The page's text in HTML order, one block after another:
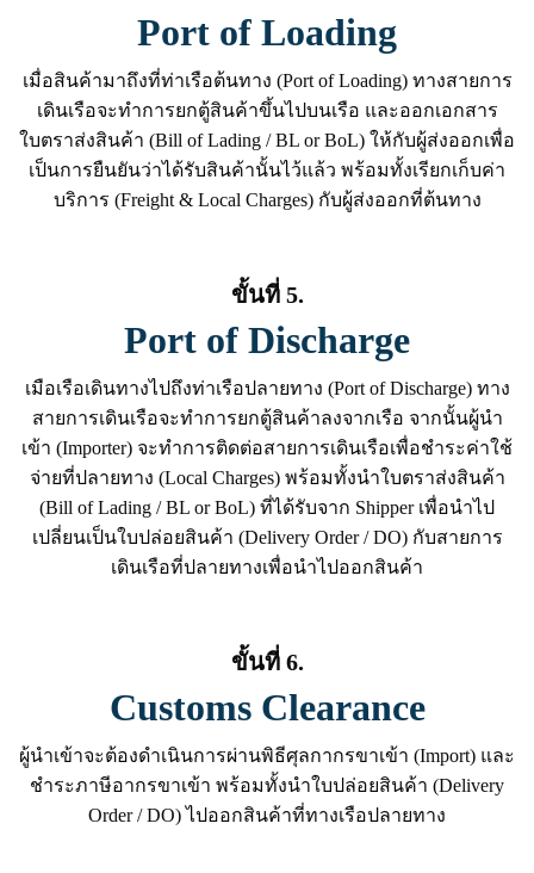
Port of Loading
เมื่อสินค้ามาถึงที่ท่าเรือต้นทาง (Port of Loading) ทางสายการ
เดินเรือจะทำการยกตู้สินค้าขึ้นไปบนเรือ และออกเอกสาร
ใบตราส่งสินค้า (Bill of Lading / BL or BoL) ให้กับผู้ส่งออกเพื่อ
เป็นการยืนยันว่าได้รับสินค้านั้นไว้แล้ว พร้อมทั้งเรียกเก็บค่า
บริการ (Freight & Local Charges) กับผู้ส่งออกที่ต้นทาง
ขั้นที่ 5.
Port of Discharge
เมือเรือเดินทางไปถึงท่าเรือปลายทาง (Port of Discharge) ทาง
สายการเดินเรือจะทำการยกตู้สินค้าลงจากเรือ จากนั้นผู้นำ
เข้า (Importer) จะทำการติดต่อสายการเดินเรือเพื่อชำระค่าใช้
จ่ายที่ปลายทาง (Local Charges) พร้อมทั้งนำใบตราส่งสินค้า
(Bill of Lading / BL or BoL) ที่ได้รับจาก Shipper เพื่อนำไป
เปลี่ยนเป็นใบปล่อยสินค้า (Delivery Order / DO) กับสายการ
เดินเรือที่ปลายทางเพื่อนำไปออกสินค้า
ขั้นที่ 6.
Customs Clearance
ผู้นำเข้าจะต้องดำเนินการผ่านพิธีศุลกากรขาเข้า (Import) และ
ชำระภาษีอากรขาเข้า พร้อมทั้งนำใบปล่อยสินค้า (Delivery
Order / DO) ไปออกสินค้าที่ทางเรือปลายทาง